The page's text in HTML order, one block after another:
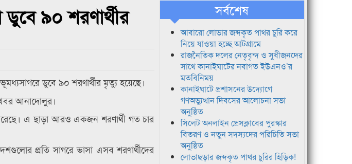
সম্পন্ন ৯০ শরণার্থীর
ডুবে ৯০ শরণার্থীর মৃত্যু হয়েছে।
খবর আনাদোলুর।
এ ছাড়া আরও একজন শরণার্থী গত চার
প্রতি সাগরে ভাসা এসব শরণার্থীদের
সর্বশেষ
আবারো লোভার জব্দকৃত পাথর চুরি করে
নিয়ে যাওয়া হচ্ছে আটগ্রামে
রাজনৈতিক দলের নেতৃবৃন্দ ও সুধীজনদের
সাথে কানাইঘাটের নবাগত ইউএনও’র
মতবিনিময়
কানাইঘাটে প্রশাসনের উদ্যোগে
গণঅভ্যুত্থান দিবসের আলোচনা সভা
অনুষ্ঠিত
সিলেট অনলাইন প্রেসক্লাবের পুরস্কার
বিতরণ ও নতুন সদস্যদের পরিচিতি সভা
অনুষ্ঠিত
লোভাছড়ার জব্দকৃত পাথর চুরির হিড়িক!